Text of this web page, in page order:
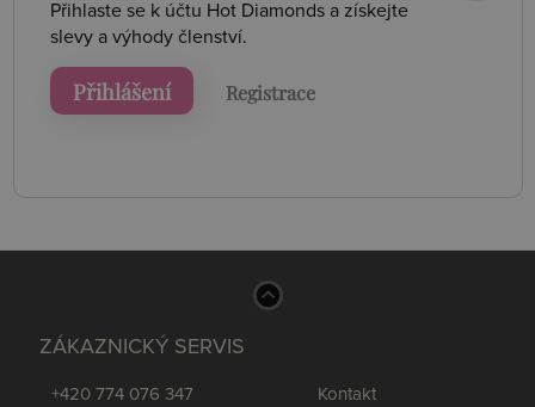
Přihlaste se k účtu Hot Diamonds a získejte
slevy a výhody členství.
Přihlášení Registrace
ZÁKAZNICKÝ SERVIS
+420 774 076 347
Kontakt